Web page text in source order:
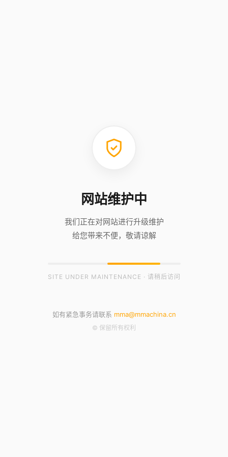
网站维护中
我们正在对网站进行升级维护
给您带来不便，敬请谅解
SITE UNDER MAINTENANCE · 请稍后访问
如有紧急事务请联系 mma@mmachina.cn
© 保留所有权利